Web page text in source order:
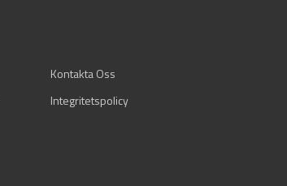
Kontakta Oss
Integritetspolicy